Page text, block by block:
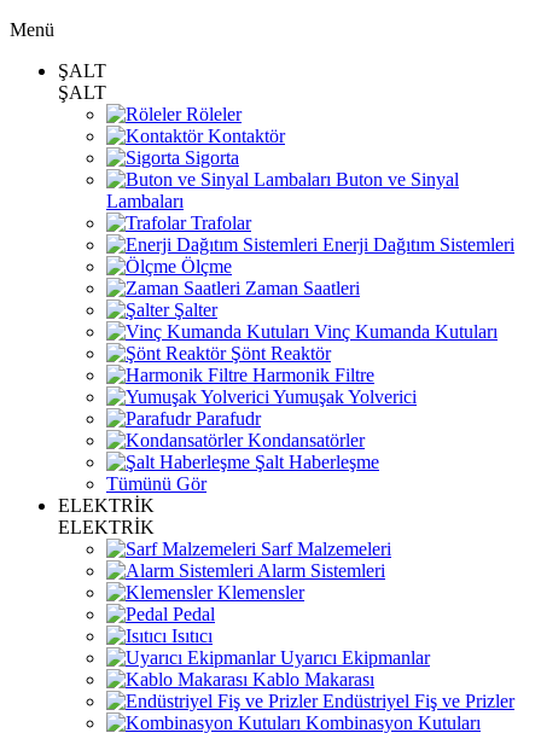
Menü
ŞALT
ŞALT
Röleler
Kontaktör
Sigorta
Buton ve Sinyal
Lambaları
Trafolar
Enerji Dağıtım Sistemleri
Ölçme
Zaman Saatleri
Şalter
Vinç Kumanda Kutuları
Şönt Reaktör
Harmonik Filtre
Yumuşak Yolverici
Parafudr
Kondansatörler
Şalt Haberleşme
Tümünü Gör
ELEKTRİK
ELEKTRİK
Sarf Malzemeleri
Alarm Sistemleri
Klemensler
Pedal
Isıtıcı
Uyarıcı Ekipmanlar
Kablo Makarası
Endüstriyel Fiş ve Prizler
Kombinasyon Kutuları